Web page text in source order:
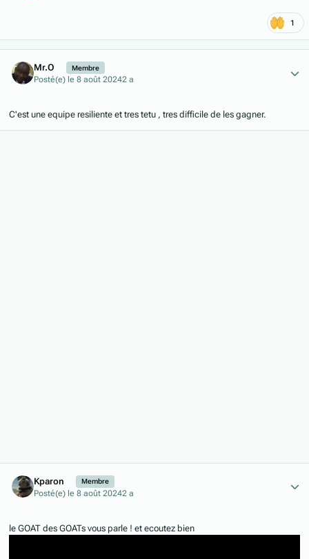
1
Mr.O Membre
Posté(e) le 8 août 20242 a
C'est une equipe resiliente et tres tetu , tres difficile de les gagner.
Kparon Membre
Posté(e) le 8 août 20242 a
le GOAT des GOATs vous parle ! et ecoutez bien